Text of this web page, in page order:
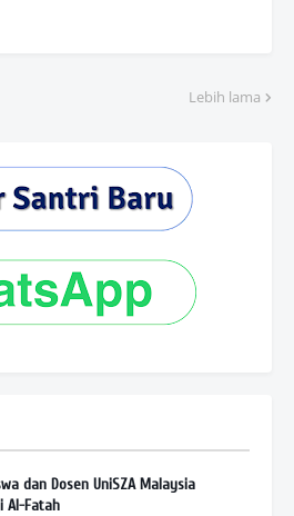
Lebih lama
dan Dosen UniSZA Malaysia
Al-Fatah